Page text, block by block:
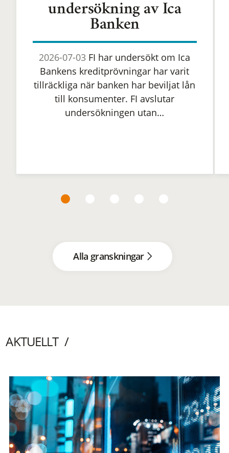
undersökning av Ica
Banken
2026-07-03 FI har undersökt om Ica
Bankens kreditprövningar har varit
tillräckliga när banken har beviljat lån
till konsumenter. FI avslutar
undersökningen utan…
Alla granskningar
AKTUELLT